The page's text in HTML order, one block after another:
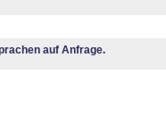
auf Anfrage.